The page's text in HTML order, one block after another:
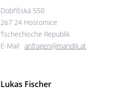
Dobříšská 550
267 24 Hostomice
Tschechische Republik
E-Mail: anfragen@mandik.at
Lukas Fischer